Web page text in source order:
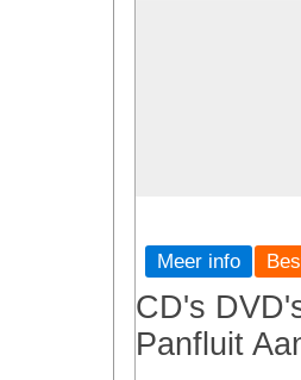
Meer info
CD's
Panfluit